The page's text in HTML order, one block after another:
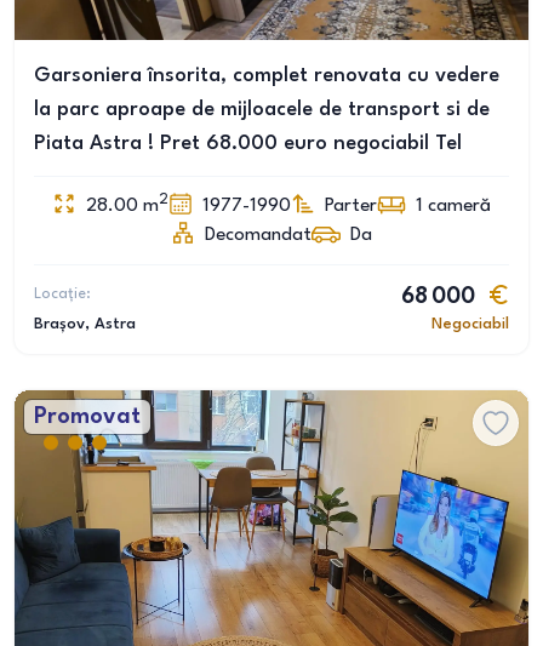
Garsoniera însorita, complet renovata cu vedere
la parc aproape de mijloacele de transport si de
Piata Astra ! Pret 68.000 euro negociabil Tel
28.00 m2 1977-1990 Parter 1 cameră
Decomandat
Da
Locație:
Brașov, Astra
68 000
Negociabil
Promovat